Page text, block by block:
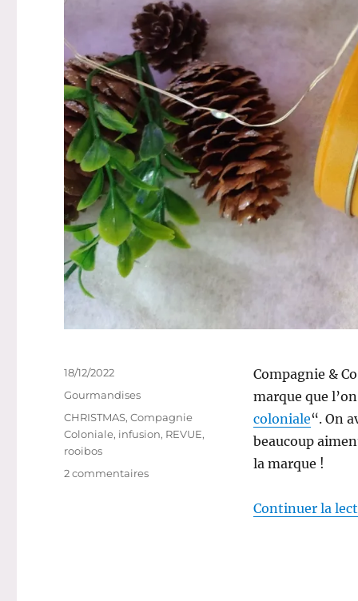
Compagnie &
marque que
coloniale“. On
beaucoup
la marque !
Continuer la
Publié
le
18/12/2022
Catégories
Gourmandises
Étiquettes
CHRISTMAS,Compagnie
Coloniale, infusion, REVUE,
rooibos
2 commentairessur